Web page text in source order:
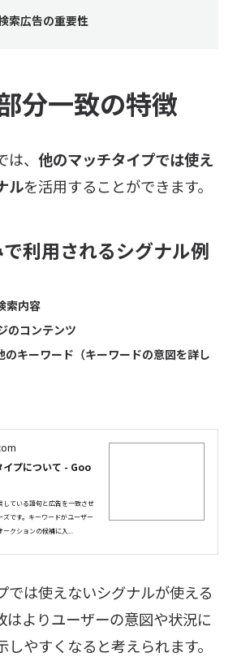
索広告の重要性
分一致の特徴
、 他のマッチタイプでは使え
ルを活用することができます。
利用されるシグナル例
索内容
のコンテンツ
のキーワード（キーワードの意図を詳し
イプについて - Goo
している語句と広告を一致させ
です。キーワードがユーザー
クションの候補に入...
では使えないシグナルが使える
はよりユーザーの意図や状況に
やすくなると考えられます。